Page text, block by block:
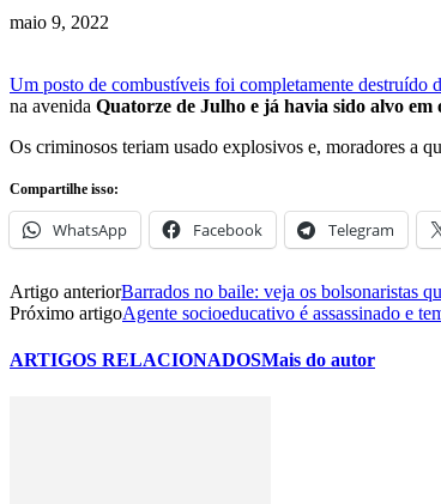
maio 9, 2022
Um posto de combustíveis foi completamente destruído
na avenida Quatorze de Julho e já havia sido alvo em
Os criminosos teriam usado explosivos e, moradores a
Compartilhe isso:
WhatsApp Facebook Telegram
Artigo anteriorBarrados no baile: veja os bolsonaristas
Próximo artigoAgente socioeducativo é assassinado e
ARTIGOS RELACIONADOSMais do autor